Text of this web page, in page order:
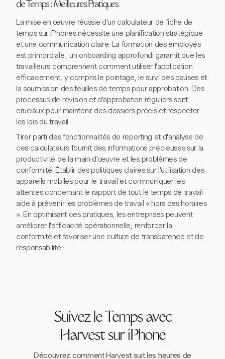
de Temps : Meilleures Pratiques
La mise en œuvre réussie d'un calculateur de fiche de
temps sur iPhones nécessite une planification stratégique
et une communication claire. La formation des employés
est primordiale ; un onboarding approfondi garantit que les
travailleurs comprennent comment utiliser l'application
efficacement, y compris le pointage, le suivi des pauses et
la soumission des feuilles de temps pour approbation. Des
processus de révision et d'approbation réguliers sont
cruciaux pour maintenir des dossiers précis et respecter
les lois du travail.
Tirer parti des fonctionnalités de reporting et d'analyse de
ces calculateurs fournit des informations précieuses sur la
productivité de la main-d'œuvre et les problèmes de
conformité. Établir des politiques claires sur l'utilisation des
appareils mobiles pour le travail et communiquer les
attentes concernant le rapport de tout le temps de travail
aide à prévenir les problèmes de travail « hors des horaires
». En optimisant ces pratiques, les entreprises peuvent
améliorer l'efficacité opérationnelle, renforcer la
conformité et favoriser une culture de transparence et de
responsabilité.
Suivez le Temps avec
Harvest sur iPhone
Découvrez comment Harvest suit les heures de